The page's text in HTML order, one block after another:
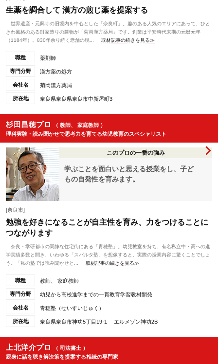
生薬を調合して 漢方の煎じ薬を提案する
世界遺産・元興寺の旧境内を中心とした「奈良町」。趣のある人気のエリアにあって、ひと
きわ風格のある町家造りの建物が「菊岡漢方薬局」です。創業は平安時代末期の元暦元年
（1184年）。830年余り続く老舗の現...
取材記事の続きを見る≫
職種 薬剤師
専門分野 漢方薬の処方
会社名 菊岡漢方薬局
所在地 奈良県奈良県奈良市中新屋町3
杉田昌穂プロ
（ 教師、 家庭教師 ）
理科実験・読み聞かせで思考力を育てる幼児教育のスペシャリスト
このプロの一番の強み
学ぶことを面白いと思える授業をし、子ど
もの自発性を育みます。
[奈良市]
勉強を好きになることが自主性を育み、力をつけることに
つながります
奈良・学研都市の閑静な住宅街にある「青穂塾」。幼児教室を持ち、有名私立中・高への進
学実績多数と聞き、いわゆる「スパルタ塾」を想像すると、実際の授業内容に驚くことでしょ
う。「私の塾では読み聞かせと...
取材記事の続きを見る≫
職種 教師、 家庭教師
専門分野 幼児から高校進学までの一貫教育学習教材開発
会社名 青穂塾（せいすいじゅく）
所在地 奈良県奈良市神功5丁目19-1 エルメゾン神功2B
上北洋介プロ
（ 司法書士 ）
親身に話を聴き解決策を提案する相続の専門家